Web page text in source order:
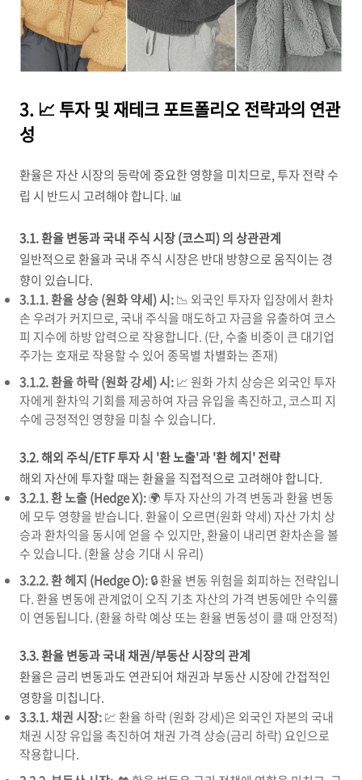
3. 📈 투자 및 재테크 포트폴리오 전략과의 연관
성
환율은 자산 시장의 등락에 중요한 영향을 미치므로, 투자 전략 수
립 시 반드시 고려해야 합니다. 📊
3.1. 환율 변동과 국내 주식 시장 (코스피) 의 상관관계
일반적으로 환율과 국내 주식 시장은 반대 방향으로 움직이는 경
향이 있습니다.
3.1.1. 환율 상승 (원화 약세) 시:📉 외국인 투자자 입장에서 환차
손 우려가 커지므로, 국내 주식을 매도하고 자금을 유출하여 코스
피 지수에 하방 압력으로 작용합니다. (단, 수출 비중이 큰 대기업
주가는 호재로 작용할 수 있어 종목별 차별화는 존재)
3.1.2. 환율 하락 (원화 강세) 시:📈 원화 가치 상승은 외국인 투자
자에게 환차익 기회를 제공하여 자금 유입을 촉진하고, 코스피 지
수에 긍정적인 영향을 미칠 수 있습니다.
3.2. 해외 주식/ETF 투자 시 '환 노출'과 '환 헤지' 전략
해외 자산에 투자할 때는 환율을 직접적으로 고려해야 합니다.
3.2.1. 환 노출 (Hedge X):🌍 투자 자산의 가격 변동과 환율 변동
에 모두 영향을 받습니다. 환율이 오르면(원화 약세) 자산 가치 상
승과 환차익을 동시에 얻을 수 있지만, 환율이 내리면 환차손을 볼
수 있습니다. (환율 상승 기대 시 유리)
3.2.2. 환 헤지 (Hedge O):🔒 환율 변동 위험을 회피하는 전략입니
다. 환율 변동에 관계없이 오직 기초 자산의 가격 변동에만 수익률
이 연동됩니다. (환율 하락 예상 또는 환율 변동성이 클 때 안정적)
3.3. 환율 변동과 국내 채권/부동산 시장의 관계
환율은 금리 변동과도 연관되어 채권과 부동산 시장에 간접적인
영향을 미칩니다.
3.3.1. 채권 시장:💹 환율 하락 (원화 강세)은 외국인 자본의 국내
채권 시장 유입을 촉진하여 채권 가격 상승(금리 하락) 요인으로
작용합니다.